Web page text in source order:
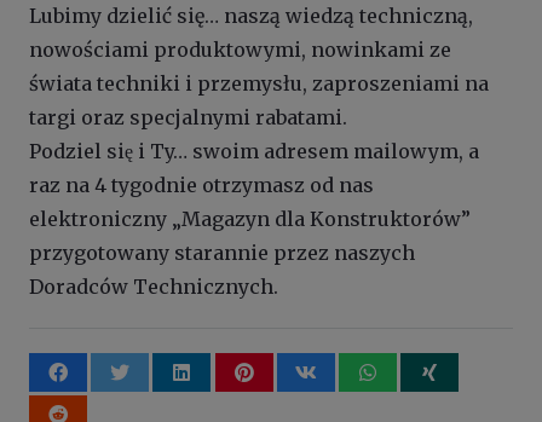
Lubimy dzielić się… naszą wiedzą techniczną,
nowościami produktowymi, nowinkami ze
świata techniki i przemysłu, zaproszeniami na
targi oraz specjalnymi rabatami.
Podziel się i Ty… swoim adresem mailowym, a
raz na 4 tygodnie otrzymasz od nas
elektroniczny „Magazyn dla Konstruktorów”
przygotowany starannie przez naszych
Doradców Technicznych.